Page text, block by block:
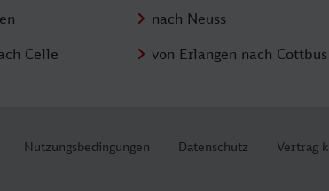
nach Neuss
Celle von Erlangen nach Cottbus
Nutzungsbedingungen Datenschutz Vertrag